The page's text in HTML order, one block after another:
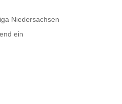
Niedersachsen
ein